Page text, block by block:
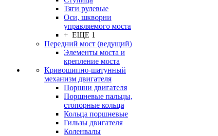
Тяги рулевые
Оси, шкворни
управляемого моста
+ ЕЩЕ 1
Передний мост (ведущий)
Элементы моста и
крепление моста
Кривошипно-шатунный
механизм двигателя
Поршни двигателя
Поршневые пальцы,
стопорные кольца
Кольца поршневые
Гильзы двигателя
Коленвалы